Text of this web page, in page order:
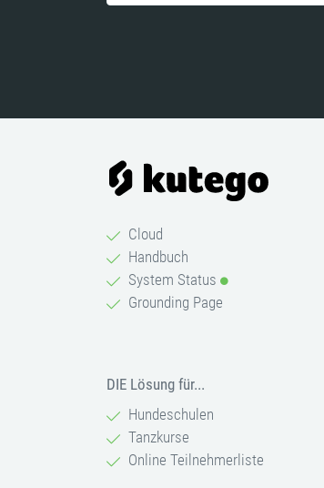
Cloud
Handbuch
System Status
Grounding Page
DIE Lösung für...
Hundeschulen
Tanzkurse
Online Teilnehmerliste